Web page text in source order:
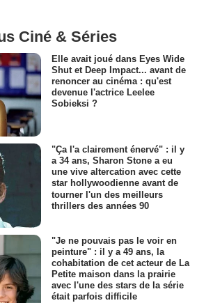
Ciné & Séries
Elle avait joué dans Eyes Wide
Shut et Deep Impact... avant de
renoncer au cinéma : qu'est
devenue l'actrice Leelee
Sobieksi ?
"Ça l'a clairement énervé" : il y
a 34 ans, Sharon Stone a eu
une vive altercation avec cette
star hollywoodienne avant de
tourner l'un des meilleurs
thrillers des années 90
"Je ne pouvais pas le voir en
peinture" : il y a 49 ans, la
cohabitation de cet acteur de La
Petite maison dans la prairie
avec l'une des stars de la série
était parfois difficile